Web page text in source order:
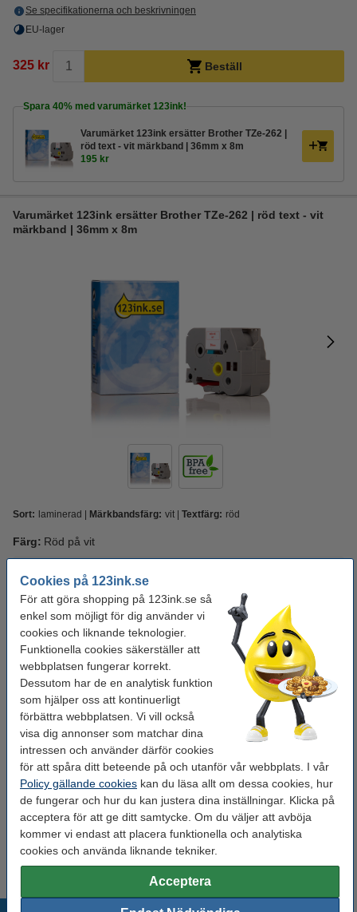
Cookies på 123ink.se
För att göra shopping på 123ink.se så
enkel som möjligt för dig använder vi
cookies och liknande teknologier.
Funktionella cookies säkerställer att
webbplatsen fungerar korrekt.
Dessutom har de en analytisk funktion
som hjälper oss att kontinuerligt
förbättra webbplatsen. Vi vill också
visa dig annonser som matchar dina
intressen och använder därför cookies
för att spåra ditt beteende på och utanför vår webbplats. I vår
Policy gällande cookies kan du läsa allt om dessa cookies, hur
de fungerar och hur du kan justera dina inställningar. Klicka på
acceptera för att ge ditt samtycke. Om du väljer att avböja
kommer vi endast att placera funktionella och analytiska
cookies och använda liknande tekniker.
Acceptera
Se specifikationerna och beskrivningen
EU-lager
325 kr Beställ
Spara 40% med varumärket 123ink!
Varumärket 123ink ersätter Brother TZe-262 |
röd text - vit märkband | 36mm x 8m
195 kr
Varumärket 123ink ersätter Brother TZe-262 | röd text - vit
märkband | 36mm x 8m
Sort: laminerad Märkbandsfärg: vit Textfärg: röd
Färg: Röd på vit
Tejpbredd: 36 mm
9 mm 12 mm 18 mm 24 mm 36 mm
Se specifikationerna och beskrivningen
Spara 40%med varumärket 123ink!
i lager
Beställ nu så skickar vi idag!
195 kr Beställ
Tips: Beställ multipack!
Varumärket 123ink ersätter Brother TZe-
261+TZe-661+TZe-161 | svart text -
vit/gul/transparent märkband | 36mm x 8m
450 kr